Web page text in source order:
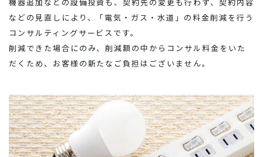
機器追加などの設備投資も、契約先の変更も行わず、契約内容
などの見直しにより、「電気・ガス・水道」の料金削減を行う
コンサルティングサービスです。
削減できた場合にのみ、削減額の中からコンサル料金をいた
だくため、お客様の新たなご負担はございません。